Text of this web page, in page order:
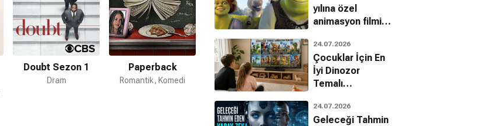
Doubt Sezon 1
Dram
Paperback
Romantik, Komedi
yılına özel
animasyon filmin
24.07.2026
Çocuklar İçin En
İyi Dinozor
Temalı
Filmleri
24.07.2026
Geleceği Tahmin